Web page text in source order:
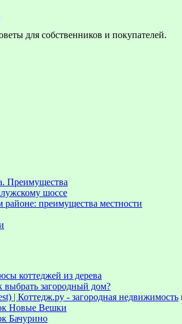
для собственников и покупателей.
Преимущества
шоссе
преимущества местности
коттеджей из дерева
выбрать загородный дом?
| Коттедж.ру - загородная недвижимость
Новые Вешки
Бачурино